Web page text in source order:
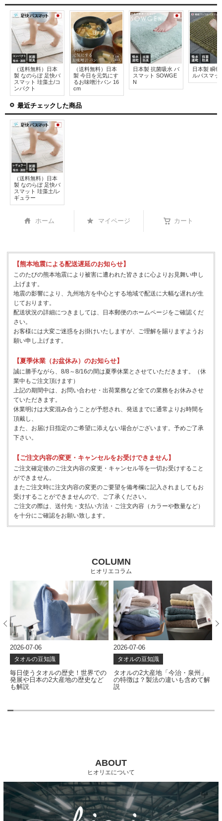
（送料無料）日本
製 なのらぼ 足快バ
スマット 珪藻土/コ
ンパクト
（送料無料）日本
製 今日を元気にす
るお味噌汁パン 16
cm
日本製 抗菌吸水 バ
スマット SOWGE
N
日本製 瞬
ルバスマッ
最近チェックした商品
（送料無料）日本
製 なのらぼ 足快バ
スマット 珪藻土/レ
ギュラー
ホーム マイページ カート
【熊本地震による配送遅延のお知らせ】
このたびの熊本地震により被害に遭われた皆さまに心よりお見舞い申し
上げます。
地震の影響により、九州地方を中心とする地域で配送に大幅な遅れが生
じております。
配送状況の詳細につきましては、日本郵便のホームページをご確認くだ
さい。
お客様には大変ご迷惑をお掛けいたしますが、ご理解を賜りますようお
願い申し上げます。
【夏季休業（お盆休み）のお知らせ】
誠に勝手ながら、8/8～8/16の間は夏季休業とさせていただきます。（休
業中もご注文頂けます）
上記の期間中は、お問い合わせ・出荷業務など全ての業務をお休みさせ
ていただきます。
休業明けは大変混み合うことが予想され、発送までに通常よりお時間を
頂戴し、
また、お届け日指定のご希望に添えない場合がございます。予めご了承
下さい。
【ご注文内容の変更・キャンセルをお受けできません】
ご注文確定後のご注文内容の変更・キャンセル等を一切お受けすること
ができません。
またご注文時に注文内容の変更のご要望を備考欄に記入されましてもお
受けすることができませんので、ご了承ください。
ご注文の際は、送付先・支払い方法・ご注文内容（カラーや数量など）
を十分にご確認をお願い致します。
COLUMN
ヒオリエコラム
界での
など
2026-07-06
タオルの豆知識
タオルの2大産地「今治・泉州」
の特徴は？製法の違いも含めて解
2026-06-24
タオルの豆知識
タオルはどう作られる？使い
を左右する製造工程を解説
ABOUT
ヒオリエについて